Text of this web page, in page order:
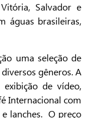
Salvador e
águas brasileiras,
uma seleção de
gêneros. A
de vídeo,
Internacional com
e lanches. O preço